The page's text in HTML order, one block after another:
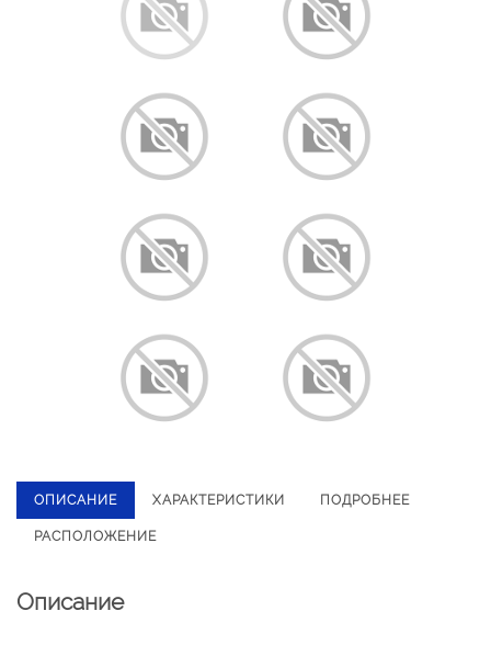
ОПИСАНИЕ ХАРАКТЕРИСТИКИ ПОДРОБНЕЕ
РАСПОЛОЖЕНИЕ
Описание